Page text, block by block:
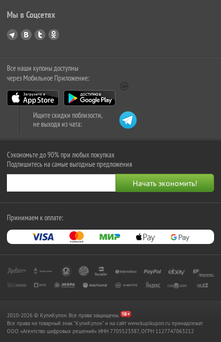
Мы в Соцсетях
Все наши купоны доступны
через Мобильное Приложение:
Ищите скидки поблизости,
не выходя из чата:
Сэкономьте до 90% при любых покупках
Подпишитесь на самые выгодные предложения
Принимаем к оплате:
2010-2026 © КупиКупон. Все права защищены.
Все права на товарный знак "КупиКупон" и на сайт www.kupikupon.ru принадлежат
OOO «Агентство цифровых решений» ИНН 7705523387, ОГРН 1127747063212